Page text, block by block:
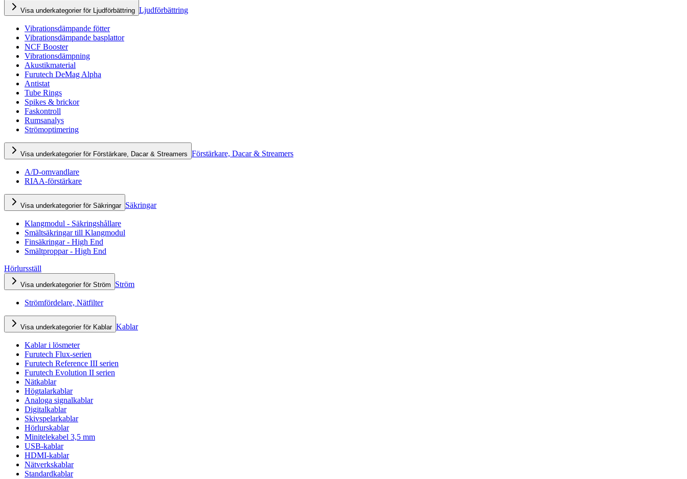
Visa underkategorier för Ljudförbättring Ljudförbättring
Vibrationsdämpande fötter
Vibrationsdämpande basplattor
NCF Booster
Vibrationsdämpning
Akustikmaterial
Furutech DeMag Alpha
Antistat
Tube Rings
Spikes & brickor
Faskontroll
Rumsanalys
Strömoptimering
Visa underkategorier för Förstärkare, Dacar & Streamers Förstärkare, Dacar & Streamers
A/D-omvandlare
RIAA-förstärkare
Visa underkategorier för Säkringar Säkringar
Klangmodul - Säkringshållare
Smältsäkringar till Klangmodul
Finsäkringar - High End
Smältproppar - High End
Hörlursställ
Visa underkategorier för Ström Ström
Strömfördelare, Nätfilter
Visa underkategorier för Kablar Kablar
Kablar i lösmeter
Furutech Flux-serien
Furutech Reference III serien
Furutech Evolution II serien
Nätkablar
Högtalarkablar
Analoga signalkablar
Digitalkablar
Skivspelarkablar
Hörlurskablar
Minitelekabel 3,5 mm
USB-kablar
HDMI-kablar
Nätverkskablar
Standardkablar